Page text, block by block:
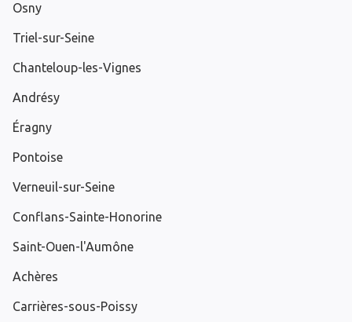
Osny
Triel-sur-Seine
Chanteloup-les-Vignes
Andrésy
Éragny
Pontoise
Verneuil-sur-Seine
Conflans-Sainte-Honorine
Saint-Ouen-l'Aumône
Achères
Carrières-sous-Poissy